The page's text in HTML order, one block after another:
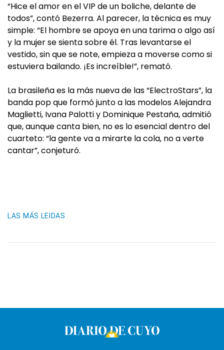
“Hice el amor en el VIP de un boliche, delante de
todos”, contó Bezerra. Al parecer, la técnica es muy
simple: “El hombre se apoya en una tarima o algo así
y la mujer se sienta sobre él. Tras levantarse el
vestido, sin que se note, empieza a moverse como si
estuviera bailando. ¡Es increíble!”, remató.
La brasileña es la más nueva de las “ElectroStars”, la
banda pop que formó junto a las modelos Alejandra
Maglietti, Ivana Palotti y Dominique Pestaña, admitió
que, aunque canta bien, no es lo esencial dentro del
cuarteto: “la gente va a mirarte la cola, no a verte
cantar”, conjeturó.
LAS MÁS LEIDAS